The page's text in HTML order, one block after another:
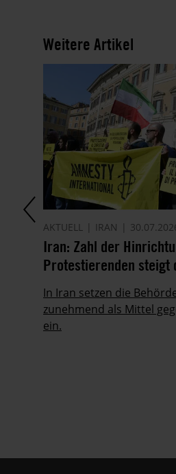
Weitere Artikel
AKTUELL IRAN
Iran: Zahl der
Protestierenden steigt
In Iran setzen die
zunehmend als Mittel
ein.